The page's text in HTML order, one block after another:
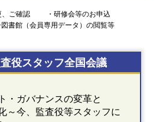
、ご確認
・研修会等のお申込
図書館（会員専用データ）の閲覧等
役スタッフ全国会議
・ガバナンスの変革と
～今、監査役等スタッフに